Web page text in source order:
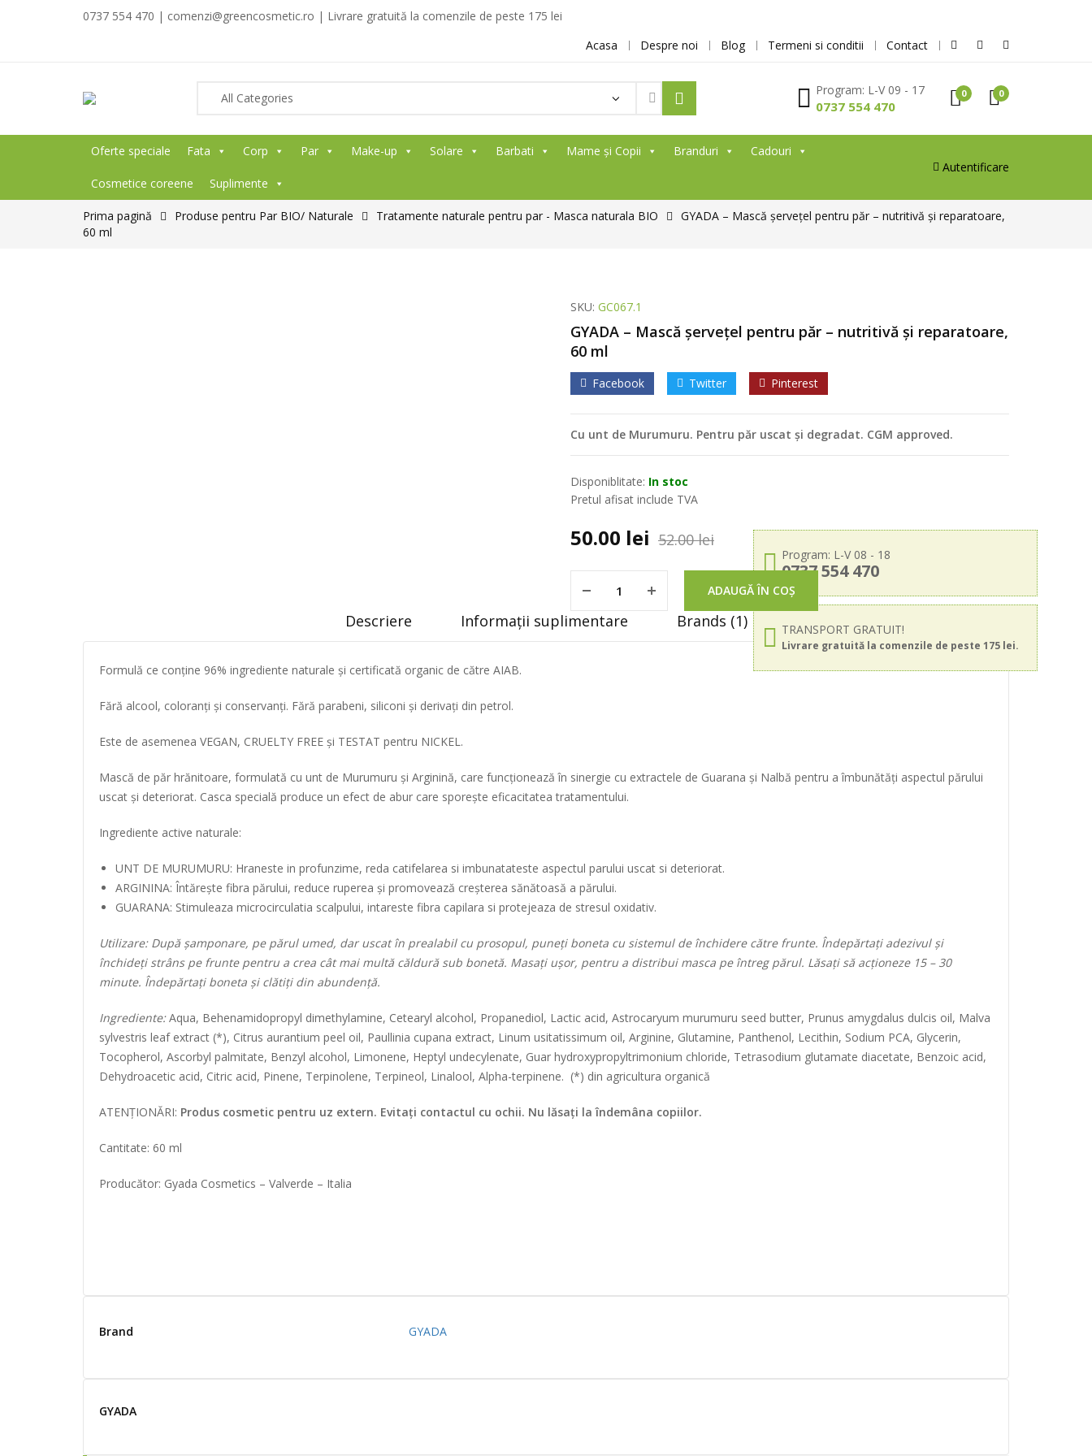
0737 554 470 | comenzi@greencosmetic.ro | Livrare gratuită la comenzile de peste 175 lei
Acasa
Despre noi Blog Termeni si conditii Contact
Program: L-V 09 - 17
0737 554 470
0 0
Oferte speciale Fata Corp Par Make-up Solare Barbati Mame și Copii Branduri Cadouri
Cosmetice coreene Suplimente
Autentificare
Prima pagină Produse pentru Par BIO/ Naturale Tratamente naturale pentru par - Masca naturala BIO
GYADA – Mască șervețel pentru păr – nutritivă și reparatoare,
60 ml
SKU: GC067.1
GYADA – Mască șervețel pentru păr – nutritivă și reparatoare,
60 ml
Facebook Twitter Pinterest
Cu unt de Murumuru. Pentru păr uscat și degradat. CGM approved.
Disponiblitate: In stoc
Pretul afisat include TVA
Program: L-V 08 - 18
0737 554 470
TRANSPORT GRATUIT!
Livrare gratuită la comenzile de peste 175 lei.
52.00lei
50.00 lei
ADAUGĂ ÎN COȘ
Descriere Informații suplimentare Brands (1)
Formulă ce conține 96% ingrediente naturale și certificată organic de către AIAB.
Fără alcool, coloranți și conservanți. Fără parabeni, siliconi și derivați din petrol.
Este de asemenea VEGAN, CRUELTY FREE și TESTAT pentru NICKEL.
Mască de păr hrănitoare, formulată cu unt de Murumuru și Arginină, care funcționează în sinergie cu extractele de Guarana și Nalbă pentru a îmbunătăți aspectul părului
uscat și deteriorat. Casca specială produce un efect de abur care sporește eficacitatea tratamentului.
Ingrediente active naturale:
UNT DE MURUMURU: Hraneste in profunzime, reda catifelarea si imbunatateste aspectul parului uscat si deteriorat.
ARGININA: Întărește fibra părului, reduce ruperea și promovează creșterea sănătoasă a părului.
GUARANA: Stimuleaza microcirculatia scalpului, intareste fibra capilara si protejeaza de stresul oxidativ.
Utilizare: După șamponare, pe părul umed, dar uscat în prealabil cu prosopul, puneți boneta cu sistemul de închidere către frunte. Îndepărtați adezivul și
închideți strâns pe frunte pentru a crea cât mai multă căldură sub bonetă. Masați ușor, pentru a distribui masca pe întreg părul. Lăsați să acționeze 15 – 30
minute. Îndepărtați boneta și clătiți din abundență.
Ingrediente:Aqua, Behenamidopropyl dimethylamine, Cetearyl alcohol, Propanediol, Lactic acid, Astrocaryum murumuru seed butter, Prunus amygdalus dulcis oil, Malva
sylvestris leaf extract (*), Citrus aurantium peel oil, Paullinia cupana extract, Linum usitatissimum oil, Arginine, Glutamine, Panthenol, Lecithin, Sodium PCA, Glycerin,
Tocopherol, Ascorbyl palmitate, Benzyl alcohol, Limonene, Heptyl undecylenate, Guar hydroxypropyltrimonium chloride, Tetrasodium glutamate diacetate, Benzoic acid,
Dehydroacetic acid, Citric acid, Pinene, Terpinolene, Terpineol, Linalool, Alpha-terpinene. (*) din agricultura organică
ATENȚIONĂRI: Produs cosmetic pentru uz extern. Evitați contactul cu ochii. Nu lăsați la îndemâna copiilor.
Cantitate: 60 ml
Producător: Gyada Cosmetics – Valverde – Italia
Brand GYADA
GYADA